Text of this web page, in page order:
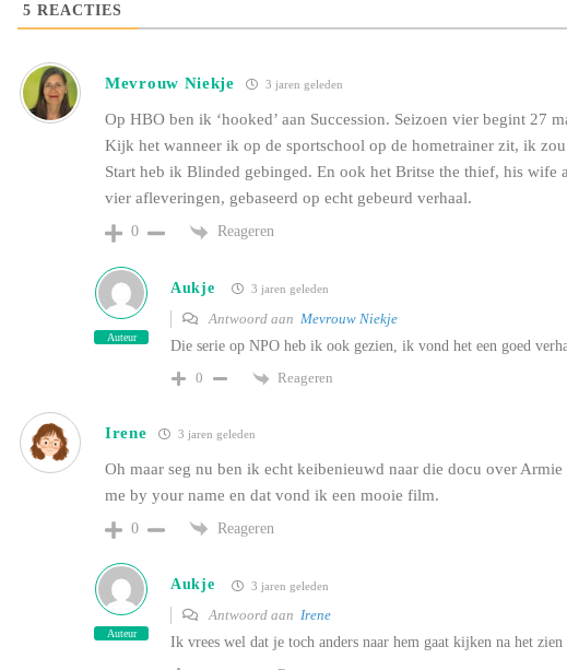
5 REACTIES
Mevrouw Niekje 3 jaren geleden
Op HBO ben ik ‘hooked’ aan Succession. Seizoen vier begint 27
Kijk het wanneer ik op de sportschool op de hometrainer zit, ik
Start heb ik Blinded gebinged. En ook het Britse the thief, his wife
vier afleveringen, gebaseerd op echt gebeurd verhaal.
0 Reageren
Auteur
Aukje 3 jaren geleden
Antwoord aan Mevrouw Niekje
Die serie op NPO heb ik ook gezien, ik vond het een goed
0
Reageren
Irene 3 jaren geleden
Oh maar seg nu ben ik echt keibenieuwd naar die docu over
me by your name en dat vond ik een mooie film.
0 Reageren
Auteur
Aukje 3 jaren geleden
Antwoord aan Irene
Ik vrees wel dat je toch anders naar hem gaat kijken na het zien